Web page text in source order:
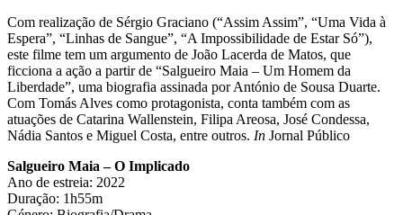
Com realização de Sérgio Graciano (“Assim Assim”, “Uma Vida à
Espera”, “Linhas de Sangue”, “A Impossibilidade de Estar Só”),
este filme tem um argumento de João Lacerda de Matos, que
ficciona a ação a partir de “Salgueiro Maia – Um Homem da
Liberdade”, uma biografia assinada por António de Sousa Duarte.
Com Tomás Alves como protagonista, conta também com as
atuações de Catarina Wallenstein, Filipa Areosa, José Condessa,
Nádia Santos e Miguel Costa, entre outros. In Jornal Público
Salgueiro Maia – O Implicado
Ano de estreia: 2022
Duração: 1h55m